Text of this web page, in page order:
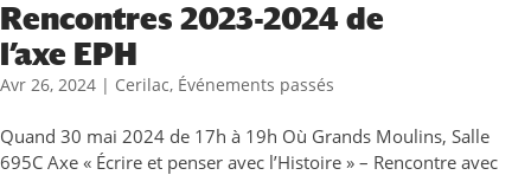
Rencontres 2023-2024 de
l’axe EPH
Avr 26, 2024 | Cerilac, Événements passés
Quand 30 mai 2024 de 17h à 19h Où Grands Moulins, Salle
695C Axe « Écrire et penser avec l’Histoire » – Rencontre avec